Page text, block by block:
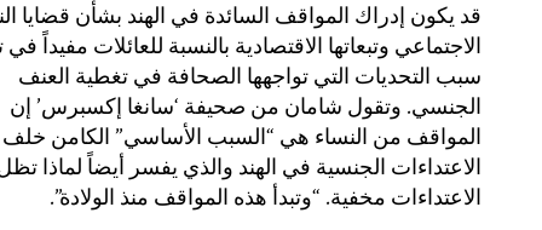
قد يكون إدراك المواقف السائدة في الهند بشأن قضايا
الاجتماعي وتبعاتها الاقتصادية بالنسبة للعائلات مفيداً
سبب التحديات التي تواجهها الصحافة في تغطية العنف
الجنسي. وتقول شامان من صحيفة ‘سانغا إكسبرس’ إن
المواقف من النساء هي “السبب الأساسي” الكامن خلف
الاعتداءات الجنسية في الهند والذي يفسر أيضاً لماذا
الاعتداءات مخفية. “وتبدأ هذه المواقف منذ الولادة”.